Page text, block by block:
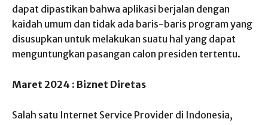
dapat dipastikan bahwa aplikasi berjalan dengan
kaidah umum dan tidak ada baris-baris program yang
disusupkan untuk melakukan suatu hal yang dapat
menguntungkan pasangan calon presiden tertentu.
Maret 2024 : Biznet Diretas
Salah satu Internet Service Provider di Indonesia,